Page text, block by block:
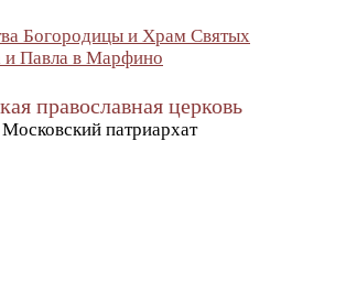
Богородицы и Храм Святых
и Павла в Марфино
православная церковь
Московский патриархат